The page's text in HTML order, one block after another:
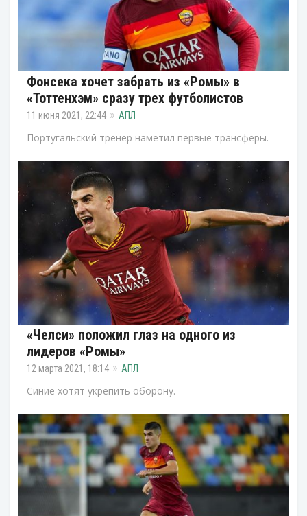
Фонсека хочет забрать из «Ромы» в
«Тоттенхэм» сразу трех футболистов
11 июня 2021, 22:44 АПЛ
Португальский тренер наметил первые трансферы.
«Челси» положил глаз на одного из
лидеров «Ромы»
12 марта 2021, 18:14 АПЛ
Синие хотят укрепить оборону.